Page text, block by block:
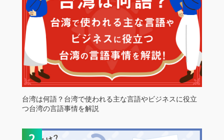
台湾は何語？台湾で使われる主な言語やビジネスに役立
つ台湾の言語事情を解説